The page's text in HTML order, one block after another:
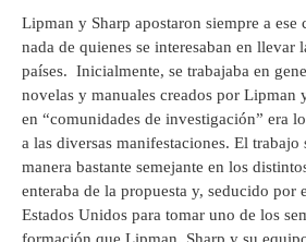
Lipman y Sharp apostaron siempre a
nada de quienes se interesaban en llevar
países. Inicialmente, se trabajaba en
novelas y manuales creados por Lipman
en “comunidades de investigación” era
a las diversas manifestaciones. El trabajo
manera bastante semejante en los
enteraba de la propuesta y, seducido por
Estados Unidos para tomar uno de los